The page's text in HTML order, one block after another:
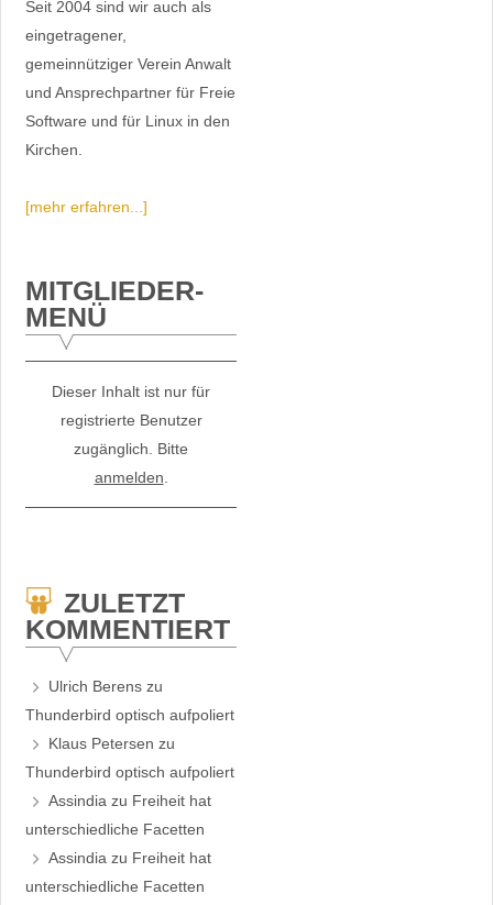
Seit 2004 sind wir auch als
eingetragener,
gemeinnütziger Verein Anwalt
und Ansprechpartner für Freie
Software und für Linux in den
Kirchen.
[mehr erfahren...]
MITGLIEDER-
MENÜ
Dieser Inhalt ist nur für
registrierte Benutzer
zugänglich. Bitte
anmelden
ZULETZT
KOMMENTIERT
Ulrich Berens zu
Thunderbird optisch aufpoliert
Klaus Petersen zu
Thunderbird optisch aufpoliert
Assindia zu Freiheit hat
unterschiedliche Facetten
Assindia zu Freiheit hat
unterschiedliche Facetten